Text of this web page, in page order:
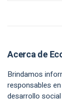
Acerca de
Brindamos
responsables
desarrollo